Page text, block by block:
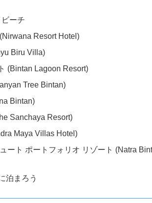
ーチ
Resort Hotel)
Biru Villa)
(Bintan Lagoon Resort)
Tree Bintan)
Bintan)
Sanchaya Resort)
Maya Villas Hotel)
ート ポートフォリオ リゾート (Natra
泊まろう